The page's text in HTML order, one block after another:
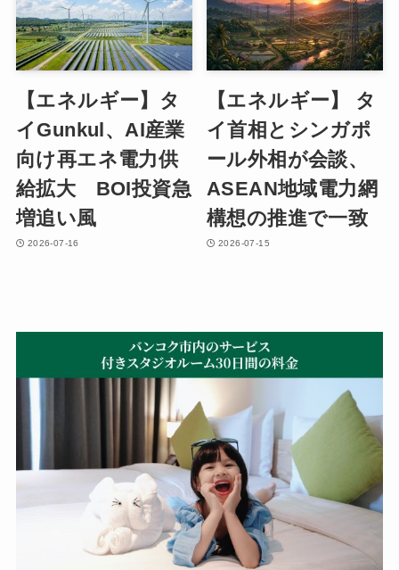
【エネルギー】タ
イGunkul、AI産業
向け再エネ電力供
給拡大 BOI投資急
増追い風
2026-07-16
【エネルギー】 タ
イ首相とシンガポ
ール外相が会談、
ASEAN地域電力網
構想の推進で一致
2026-07-15